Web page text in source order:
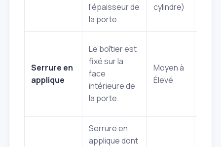
l'épaisseur de
la porte.
cylindre)
Serrure en
applique
Le boîtier est
fixé sur la
face
intérieure de
la porte.
Moyen à
Élevé
Serrure en
applique dont